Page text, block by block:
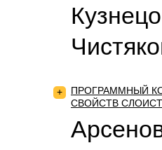
+
ПРОГРАММНЫЙ
СВОЙСТВ